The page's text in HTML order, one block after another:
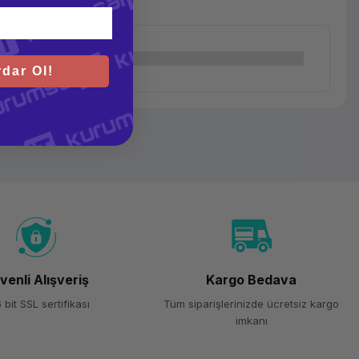
Alışveriş
bit SSL sertifikası
Kargo Bedava
Tüm siparişlerinizde ücretsiz kargo
imkanı
Ol!